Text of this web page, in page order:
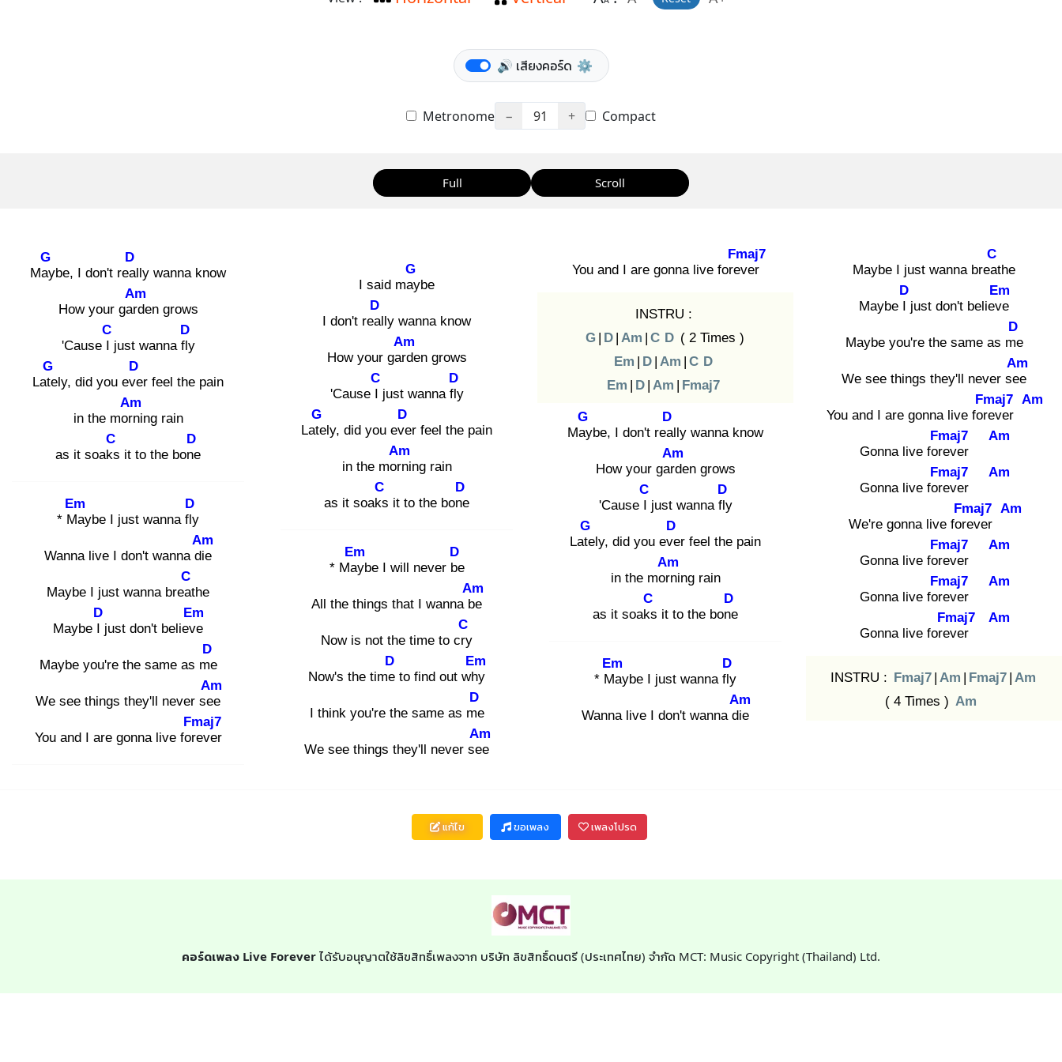
🔊 เสียงคอร์ด ⚙️
Metronome − 91 + Compact
Full Scroll
May
G
be, I don't real
D
ly wanna know
How your gard
Am
en grows
'Cause I j
C
ust wanna fly
D
Late
G
ly, did you eve
D
r feel the pain
in the morn
Am
ing rain
as it soaks
C
it to the bone
D
* Ma
Em
ybe I just wanna fly
D
Wanna live I don't wanna die
Am
Maybe I just wanna breat
C
he
Maybe I j
D
ust don't believe
Em
Maybe you're the same as me
D
We see things they'll never see
Am
You and I are gonna live fore
Fmaj7
ver
I said may
G
be
I don't real
D
ly wanna know
How your gard
Am
en grows
'Cause I j
C
ust wanna fly
D
Late
G
ly, did you eve
D
r feel the pain
in the morn
Am
ing rain
as it soaks
C
it to the bone
D
* May
Em
be I will never be
D
All the things that I wanna be
Am
Now is not the time to cry
C
Now's the time
D
to find out why
Em
I think you're the same as me
D
We see things they'll never see
Am
You and I are gonna live forev
Fmaj7
er
INSTRU :
G | D | Am | C D ( 2 Times )
Em | D | Am | C D
Em | D | Am | Fmaj7
May
G
be, I don't real
D
ly wanna know
How your gard
Am
en grows
'Cause I j
C
ust wanna fly
D
Late
G
ly, did you eve
D
r feel the pain
in the morn
Am
ing rain
as it soaks
C
it to the bone
D
* Ma
Em
ybe I just wanna fly
D
Wanna live I don't wanna die
Am
Maybe I just wanna breat
C
he
Maybe I j
D
ust don't believe
Em
Maybe you're the same as me
D
We see things they'll never see
Am
You and I are gonna live fore
Fmaj7
ver
Am
Gonna live fore
Fmaj7
ver
Am
Gonna live fore
Fmaj7
ver
Am
We're gonna live fore
Fmaj7
ver
Am
Gonna live fore
Fmaj7
ver
Am
Gonna live fore
Fmaj7
ver
Am
Gonna live forev
Fmaj7
er
Am
INSTRU : Fmaj7 | Am | Fmaj7 | Am
( 4 Times ) Am
แก้ไข ขอเพลง เพลงโปรด
คอร์ดเพลง Live Forever ได้รับอนุญาตใช้ลิขสิทธิ์เพลงจาก บริษัท ลิขสิทธิ์ดนตรี (ประเทศไทย) จำกัด MCT: Music Copyright (Thailand) Ltd.